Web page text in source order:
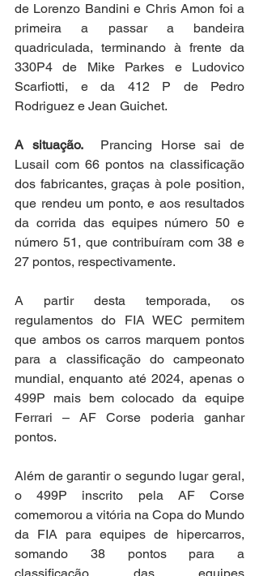
de Lorenzo Bandini e Chris Amon foi a
primeira a passar a bandeira
quadriculada, terminando à frente da
330P4 de Mike Parkes e Ludovico
Scarfiotti, e da 412 P de Pedro
Rodriguez e Jean Guichet.
A situação. Prancing Horse sai de
Lusail com 66 pontos na classificação
dos fabricantes, graças à pole position,
que rendeu um ponto, e aos resultados
da corrida das equipes número 50 e
número 51, que contribuíram com 38 e
27 pontos, respectivamente.
A partir desta temporada, os
regulamentos do FIA WEC permitem
que ambos os carros marquem pontos
para a classificação do campeonato
mundial, enquanto até 2024, apenas o
499P mais bem colocado da equipe
Ferrari – AF Corse poderia ganhar
pontos.
Além de garantir o segundo lugar geral,
o 499P inscrito pela AF Corse
comemorou a vitória na Copa do Mundo
da FIA para equipes de hipercarros,
somando 38 pontos para a